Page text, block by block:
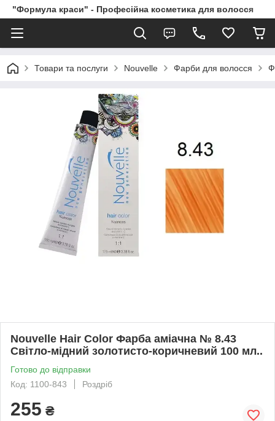
"Формула краси" - Професійна косметика для волосся
Товари та послуги Nouvelle Фарби для волосся
Nouvelle Hair Color Фарба аміачна № 8.43
Світло-мідний золотисто-коричневий 100 мл..
Готово до відправки
Код: 1100-843
Роздріб
255 ₴